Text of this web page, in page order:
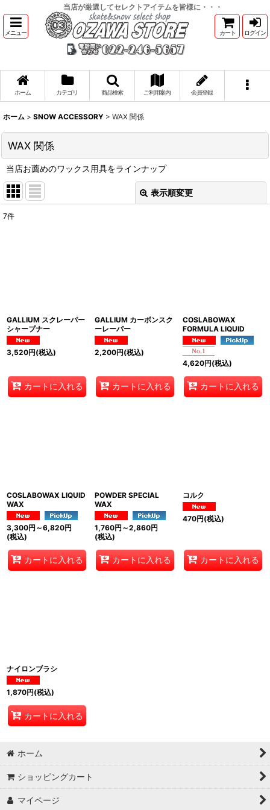
当店が厳選してセレクトアイテムを皆様に・・・
メニュー カート ログイン
ホーム カテゴリ 商品検索 ご利用案内 会員登録
ホーム > SNOW ACCESSORY > WAX 関係
WAX 関係
当店お薦めのワックス用具をラインナップ
表示順変更
7件
GALLIUM スクレーパー
シャープナー
3,520円(税込)
カートに入れる
GALLIUM カーボンスク
ーレーパー
2,200円(税込)
カートに入れる
COSLABOWAX
FORMULA LIQUID
4,620円(税込)
カートに入れる
COSLABOWAX LIQUID
WAX
3,300円 ～6,820円
(税込)
カートに入れる
POWDER SPECIAL
WAX
1,760円 ～2,860円
(税込)
カートに入れる
コルク
470円(税込)
カートに入れる
ナイロンブラシ
1,870円(税込)
カートに入れる
ホーム
ショッピングカート
マイページ